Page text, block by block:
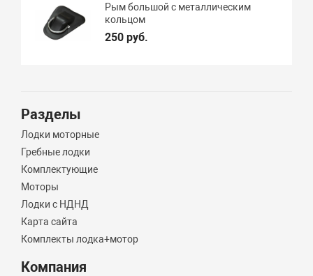
Рым большой с металлическим
кольцом
250 руб.
Разделы
Лодки моторные
Гребные лодки
Комплектующие
Моторы
Лодки с НДНД
Карта сайта
Комплекты лодка+мотор
Компания